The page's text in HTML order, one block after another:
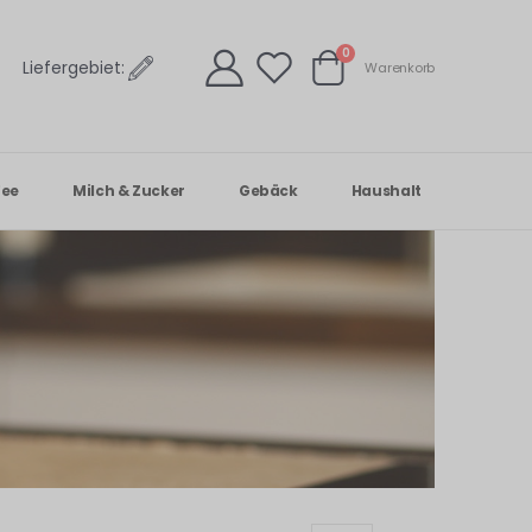
Liefergebiet: Warenkorb
0Artikel
Warenkorb
Milch & Zucker Gebäck Haushalt